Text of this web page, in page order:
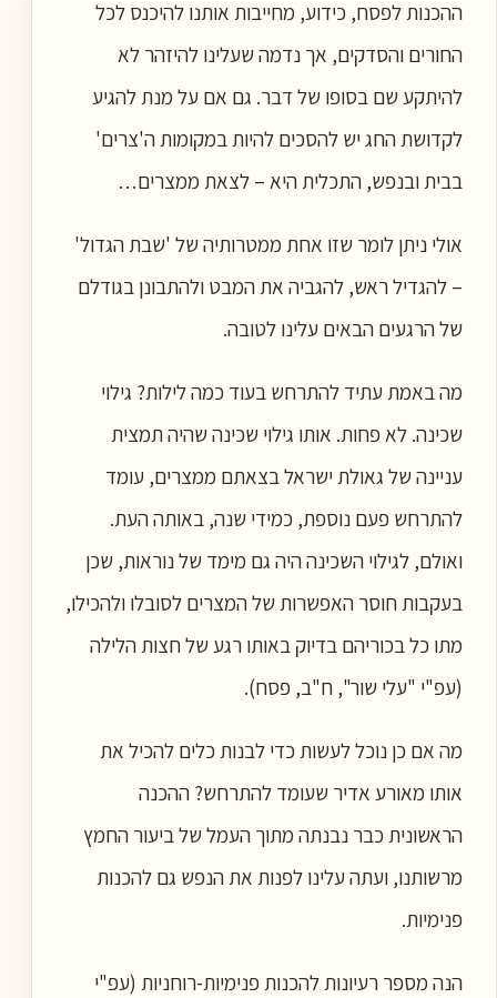
ההכנות לפסח, כידוע, מחייבות אותנו להיכנס לכל
החורים והסדקים, אך נדמה שעלינו להיזהר לא
להיתקע שם בסופו של דבר. גם אם על מנת להגיע
לקדושת החג יש להסכים להיות במקומות ה'צרים'
בבית ובנפש, התכלית היא – לצאת ממצרים…
אולי ניתן לומר שזו אחת ממטרותיה של 'שבת הגדול'
– להגדיל ראש, להגביה את המבט ולהתבונן בגודלם
של הרגעים הבאים עלינו לטובה.
מה באמת עתיד להתרחש בעוד כמה לילות? גילוי
שכינה. לא פחות. אותו גילוי שכינה שהיה תמצית
עניינה של גאולת ישראל בצאתם ממצרים, עומד
להתרחש פעם נוספת, כמידי שנה, באותה העת.
ואולם, לגילוי השכינה היה גם מימד של נוראות, שכן
בעקבות חוסר האפשרות של המצרים לסובלו ולהכילו,
מתו כל בכוריהם בדיוק באותו רגע של חצות הלילה
(עפ"י "עלי שור", ח"ב, פסח).
מה אם כן נוכל לעשות כדי לבנות כלים להכיל את
אותו מאורע אדיר שעומד להתרחש? ההכנה
הראשונית כבר נבנתה מתוך העמל של ביעור החמץ
מרשותנו, ועתה עלינו לפנות את הנפש גם להכנות
פנימיות.
הנה מספר רעיונות להכנות פנימיות-רוחניות (עפ"י